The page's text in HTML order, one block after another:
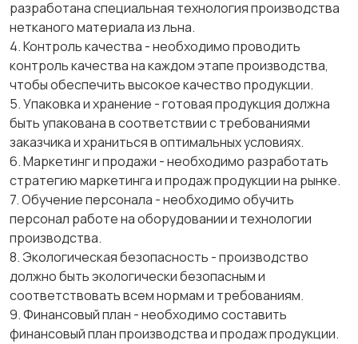
разработана специальная технология производства
нетканого материала из льна.
4. Контроль качества - необходимо проводить
контроль качества на каждом этапе производства,
чтобы обеспечить высокое качество продукции.
5. Упаковка и хранение - готовая продукция должна
быть упакована в соответствии с требованиями
заказчика и храниться в оптимальных условиях.
6. Маркетинг и продажи - необходимо разработать
стратегию маркетинга и продаж продукции на рынке.
7. Обучение персонала - необходимо обучить
персонал работе на оборудовании и технологии
производства.
8. Экологическая безопасность - производство
должно быть экологически безопасным и
соответствовать всем нормам и требованиям.
9. Финансовый план - необходимо составить
финансовый план производства и продаж продукции.